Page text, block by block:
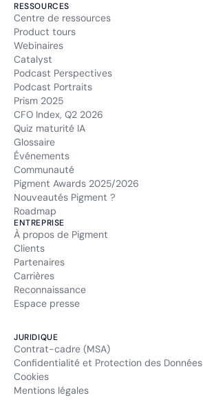
RESSOURCES
Centre de ressources
Product tours
Webinaires
Catalyst
Podcast Perspectives
Podcast Portraits
Prism 2025
CFO Index, Q2 2026
Quiz maturité IA
Glossaire
Événements
Communauté
Pigment Awards 2025/2026
Nouveautés Pigment ?
Roadmap
ENTREPRISE
À propos de Pigment
Clients
Partenaires
Carrières
Reconnaissance
Espace presse
JURIDIQUE
Contrat-cadre (MSA)
Confidentialité et Protection des Données
Cookies
Mentions légales